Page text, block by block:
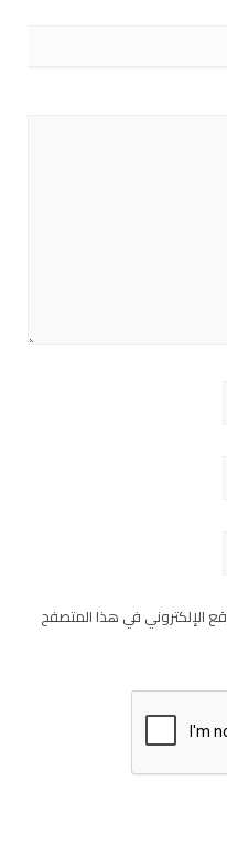
الإلكتروني في هذا المتصفح